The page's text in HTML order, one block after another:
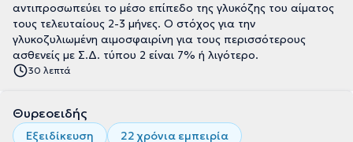
αντιπροσωπεύει το μέσο επίπεδο της γλυκόζης του αίματος
τους τελευταίους 2-3 μήνες. Ο στόχος για την
γλυκοζυλιωμένη αιμοσφαιρίνη για τους περισσότερους
ασθενείς με Σ.Δ. τύπου 2 είναι 7% ή λιγότερο.
30 λεπτά
Θυρεοειδής
Εξειδίκευση 22 χρόνια εμπειρία